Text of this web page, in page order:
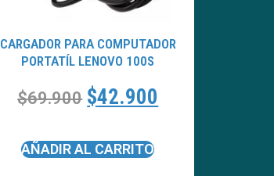
CARGADOR PARA COMPUTADOR
PORTATÍL LENOVO 100S
$69.900 $42.900
AÑADIR AL CARRITO